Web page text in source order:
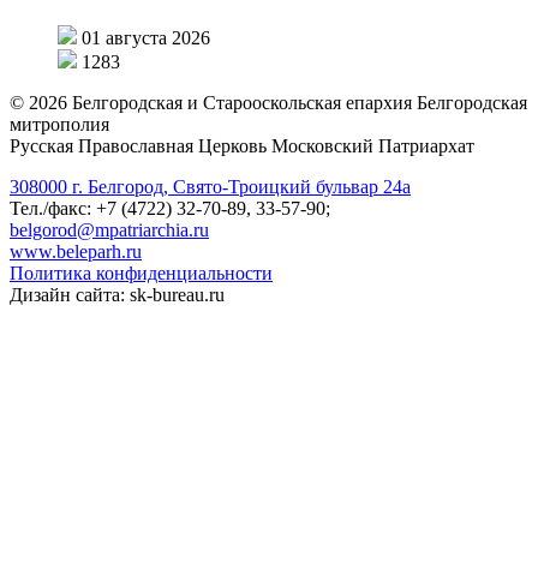
01 августа 2026
1283
© 2026 Белгородская и Старооскольская епархия Белгородская
митрополия
Русская Православная Церковь Московский Патриархат
308000 г. Белгород, Свято-Троицкий бульвар 24а
Тел./факс: +7 (4722) 32-70-89, 33-57-90;
belgorod@mpatriarchia.ru
www.beleparh.ru
Политика конфиденциальности
Дизайн сайта: sk-bureau.ru